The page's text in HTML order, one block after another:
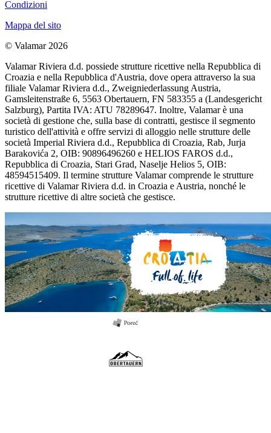
Condizioni
Mappa del sito
© Valamar 2026
Valamar Riviera d.d. possiede strutture ricettive nella Repubblica di
Croazia e nella Repubblica d'Austria, dove opera attraverso la sua
filiale Valamar Riviera d.d., Zweigniederlassung Austria,
Gamsleitenstraße 6, 5563 Obertauern, FN 583355 a (Landesgericht
Salzburg), Partita IVA: ATU 78289647. Inoltre, Valamar è una
società di gestione che, sulla base di contratti, gestisce il segmento
turistico dell'attività e offre servizi di alloggio nelle strutture delle
società Imperial Riviera d.d., Repubblica di Croazia, Rab, Jurja
Barakovića 2, OIB: 90896496260 e HELIOS FAROS d.d.,
Repubblica di Croazia, Stari Grad, Naselje Helios 5, OIB:
48594515409. Il termine strutture Valamar comprende le strutture
ricettive di Valamar Riviera d.d. in Croazia e Austria, nonché le
strutture ricettive di altre società che gestisce.